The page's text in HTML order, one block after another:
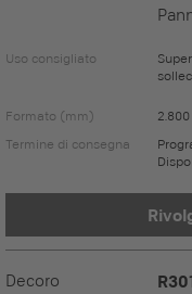
Uso consigliato
Formato (mm)
2.800
Termine di consegna
Decoro